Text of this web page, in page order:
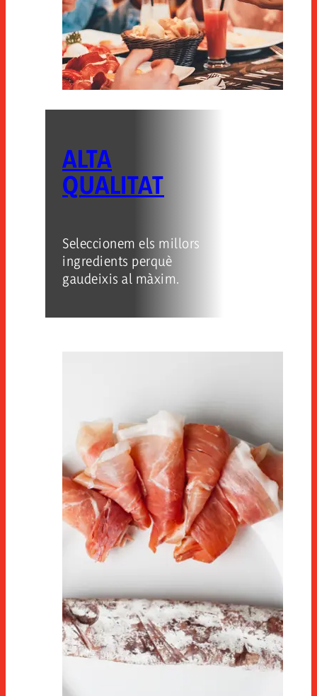
ALTA
QUALITAT
Seleccionem els millors
ingredients perquè
gaudeixis al màxim.